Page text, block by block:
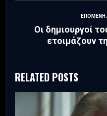
ΕΠΌΜΕΝΗ
Οι δημιουργοί
ετοιμάζουν
RELATED POSTS